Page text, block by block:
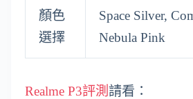
顏色
選擇
Space Silver,
Nebula Pink
Realme P3評測請看：